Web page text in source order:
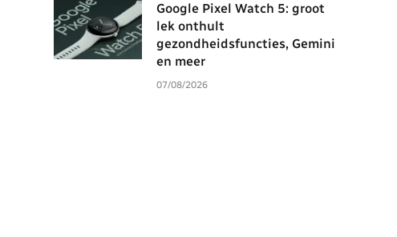
Google Pixel Watch 5: groot
lek onthult
gezondheidsfuncties, Gemini
en meer
07/08/2026